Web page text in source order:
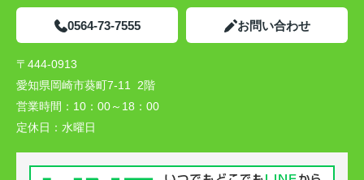
0564-73-7555 お問い合わせ
〒444-0913
愛知県岡崎市葵町7-11 2階
営業時間： 10：00～18：00
定休日： 水曜日